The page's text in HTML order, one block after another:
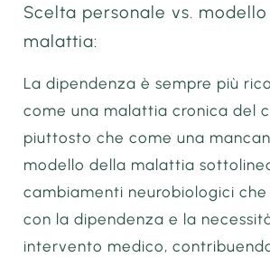
Scelta personale vs.
malattia:
La dipendenza è sempre più
come una malattia cronica del
piuttosto che come una
modello della malattia
cambiamenti neurobiologici
con la dipendenza e la
intervento medico,